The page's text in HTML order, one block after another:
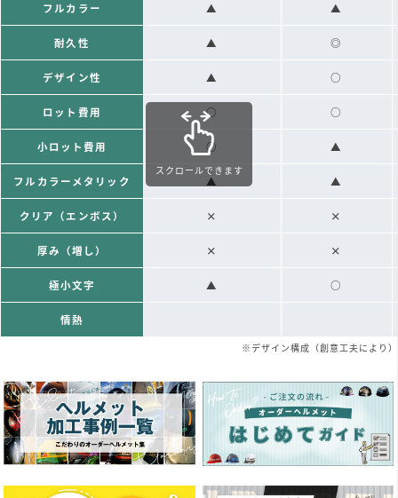
フルカラー ▲ ▲
耐久性 ▲ ◎
デザイン性 ▲ ○
ロット費用 ○ ○
小ロット費用 ○ ▲
フルカラーメタリック ▲ ▲
クリア（エンボス） × ×
厚み（増し） × ×
極小文字 ▲ ○
情熱
※デザイン構成（創意工夫により）
スクロールできます